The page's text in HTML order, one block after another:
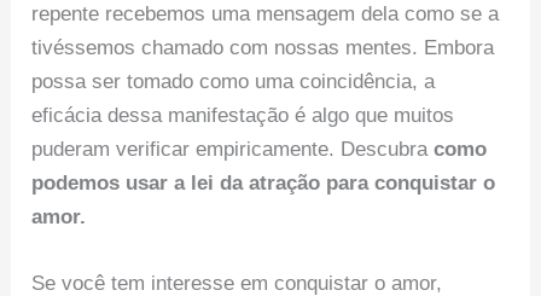
repente recebemos uma mensagem dela como se a
tivéssemos chamado com nossas mentes. Embora
possa ser tomado como uma coincidência, a
eficácia dessa manifestação é algo que muitos
puderam verificar empiricamente. Descubracomo
podemos usar a lei da atração para conquistar o
amor.
Se você tem interesse em conquistar o amor,